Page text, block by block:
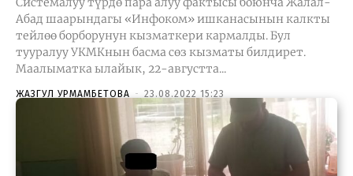
Абад шаарындагы «Инфоком» ишканасынын калкты
тейлөө борборунун кызматкери кармалды. Бул
тууралуу УКМКнын басма сөз кызматы билдирет.
Маалыматка ылайык, 22-августта...
ЖАЗГУЛ УРМАМБЕТОВА - 23.08.2022 15:23